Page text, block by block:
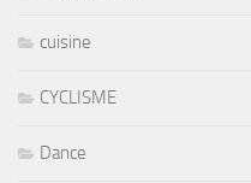
cuisine
CYCLISME
Dance